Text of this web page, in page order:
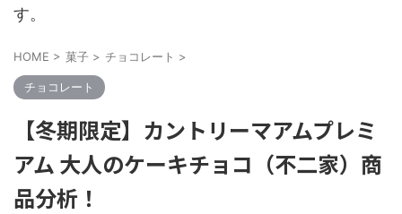
す。
HOME > 菓子 > チョコレート >
チョコレート
【冬期限定】カントリーマアムプレミ
アム 大人のケーキチョコ（不二家）商
品分析！